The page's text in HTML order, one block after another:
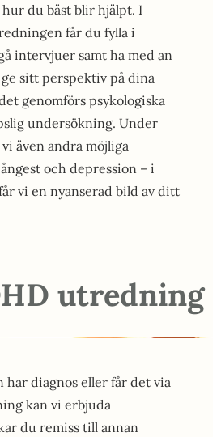
du bäst blir hjälpt. I
får du fylla i
intervjuer samt ha med an
sitt perspektiv på dina
genomförs psykologiska
undersökning. Under
även andra möjliga
och depression – i
vi en nyanserad bild av ditt
utredning
har diagnos eller får det via
kan vi erbjuda
du remiss till annan